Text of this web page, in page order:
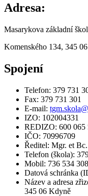
Adresa:
Masarykova základní
Komenského 134, 345
Spojení
Telefon: 379 731
Fax: 379 731 301
E-mail:
IZO: 102004331
REDIZO: 600 065
IČO: 70996709
Ředitel: Mgr. et
Telefon (škola):
Mobil: 736 534 308
Datová schránka
Název a adresa
345 06 Kdyně